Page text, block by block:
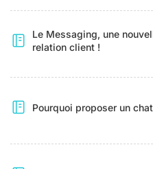
Le Messaging, une
relation client !
Pourquoi proposer un